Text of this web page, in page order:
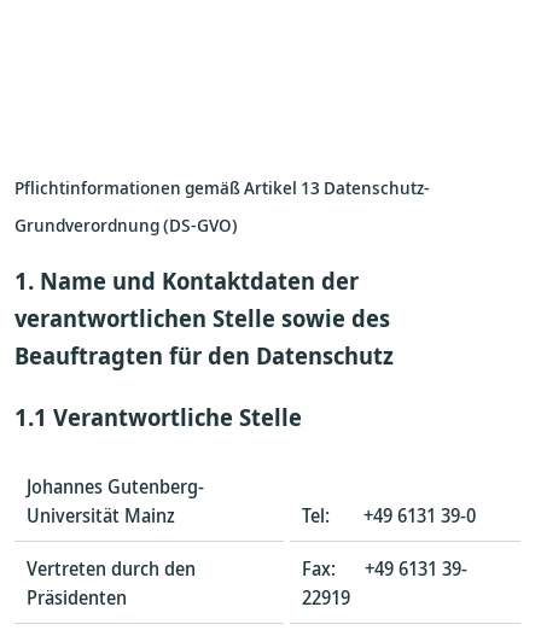
Pflichtinformationen gemäß Artikel 13 Datenschutz-
Grundverordnung (DS-GVO)
1. Name und Kontaktdaten der
verantwortlichen Stelle sowie des
Beauftragten für den Datenschutz
1.1 Verantwortliche Stelle
Johannes Gutenberg-
Universität Mainz
Tel: +49 6131 39-0
Vertreten durch den
Präsidenten
Fax: +49 6131 39-
22919